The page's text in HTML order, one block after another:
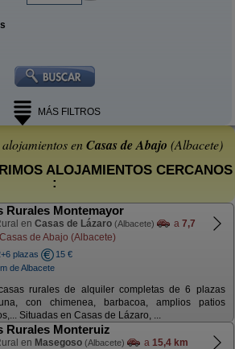
MÁS FILTROS
enCasas de Abajo (Albacete)
ALOJAMIENTOS CERCANOS
:
Rurales Montemayor
en Casas de Lázaro (Albacete) a 7,7
de Abajo (Albacete)
plazas
15 €
de Albacete
rurales de alquiler completas de 6 plazas
con chimenea, barbacoa, amplios patios
Situadas en Casas de Lázaro, ...
Rurales Monteruiz
en Masegoso (Albacete) a 15,4 km